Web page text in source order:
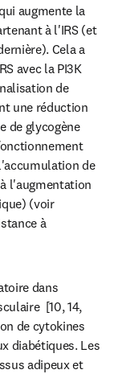
augmente la
à l'IRS (et
Cela a
avec la PI3K
de
une réduction
de glycogène
de
l'augmentation
(voir
à
dans
[10, 14,
de cytokines
diabétiques. Les
adipeux et